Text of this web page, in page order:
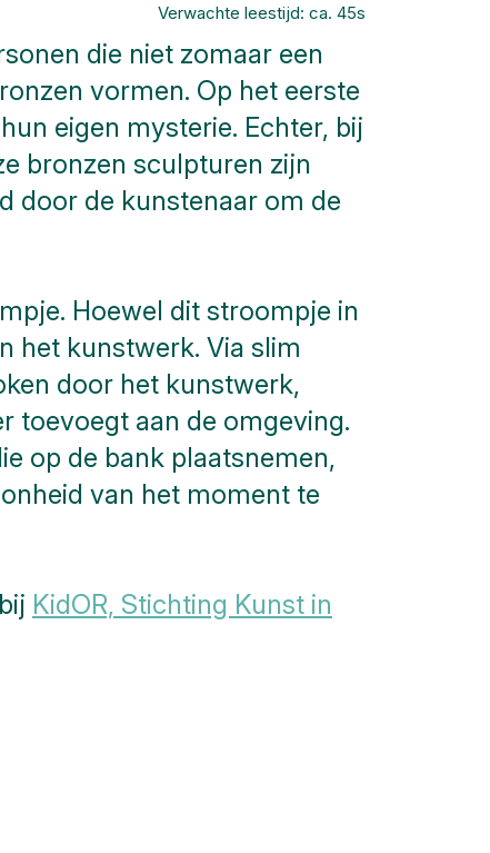
Verwachte leestijd: ca. 45s
die niet zomaar een
vormen. Op het eerste
eigen mysterie. Echter, bij
bronzen sculpturen zijn
door de kunstenaar om de
Hoewel dit stroompje in
het kunstwerk. Via slim
door het kunstwerk,
toevoegt aan de omgeving.
op de bank plaatsnemen,
van het moment te
KidOR, Stichting Kunst in